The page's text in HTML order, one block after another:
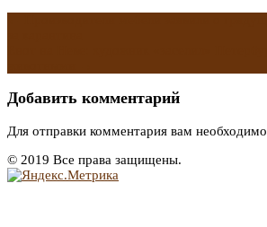
Добавить комментарий
Для отправки комментария вам необходимо
© 2019 Все права защищены.